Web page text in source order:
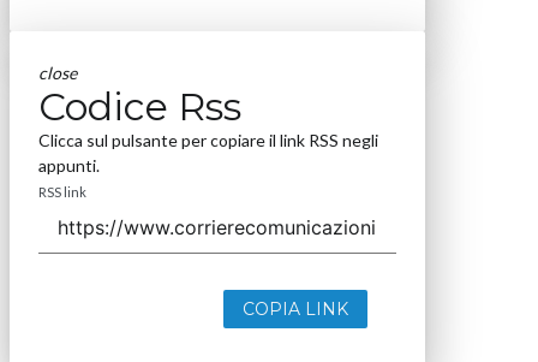
close
Codice Rss
Clicca sul pulsante per copiare il link RSS negli
appunti.
RSS link
COPIA LINK